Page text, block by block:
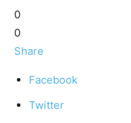
0
0
Share
Facebook
Twitter